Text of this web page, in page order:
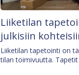
Liiketilan
julkisiin
Liiketilan tapetointi on
tilan toimivuutta.